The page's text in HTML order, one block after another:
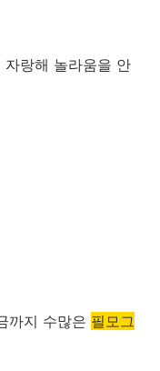
랑해 놀라움을 안
까지 수많은 필모그